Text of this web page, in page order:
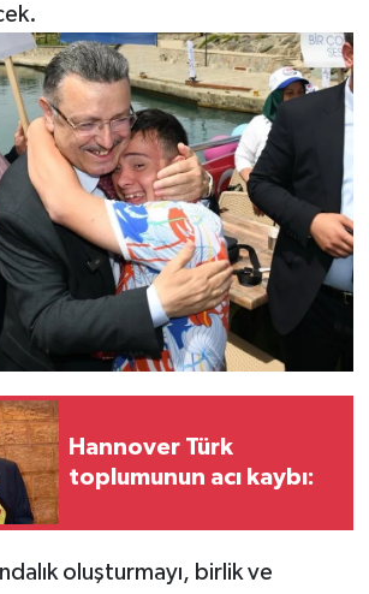
Hannover Türk
toplumunun acı kaybı:
oluşturmayı, birlik ve